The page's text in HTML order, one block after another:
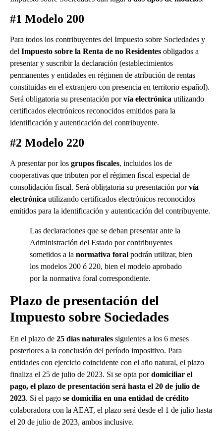
#1 Modelo 200
Para todos los contribuyentes del Impuesto sobre Sociedades y
del Impuesto sobre la Renta de no Residentes obligados a
presentar y suscribir la declaración (establecimientos
permanentes y entidades en régimen de atribución de rentas
constituidas en el extranjero con presencia en territorio español).
Será obligatoria su presentación porvía electrónica utilizando
certificados electrónicos reconocidos emitidos para la
identificación y autenticación del contribuyente.
#2 Modelo 220
A presentar por los grupos fiscales, incluidos los de
cooperativas que tributen por el régimen fiscal especial de
consolidación fiscal. Será obligatoria su presentación porvía
electrónica utilizando certificados electrónicos reconocidos
emitidos para la identificación y autenticación del contribuyente.
Las declaraciones que se deban presentar ante la
Administración del Estado por contribuyentes
sometidos a la normativa foral podrán utilizar, bien
los modelos 200 ó 220, bien el modelo aprobado
por la normativa foral correspondiente.
Plazo de presentación del
Impuesto sobre Sociedades
En el plazo de 25 días naturales siguientes a los 6 meses
posteriores a la conclusión del período impositivo. Para
entidades con ejercicio coincidente con el año natural, el plazo
finaliza el 25 de julio de 2023. Si se opta pordomiciliar el
pago, el plazo de presentación será hasta el 20 de julio de
2023. Si el pago se domicilia en una entidad de crédito
colaboradora con la AEAT, el plazo será desde el 1 de julio hasta
el 20 de julio de 2023, ambos inclusive.